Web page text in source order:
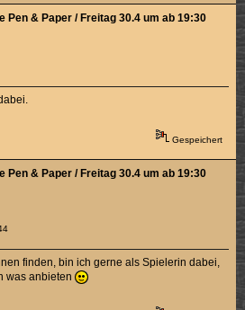
Pen & Paper / Freitag 30.4 um ab 19:30
Gespeichert
Pen & Paper / Freitag 30.4 um ab 19:30
finden, bin ich gerne als Spielerin dabei,
was anbieten